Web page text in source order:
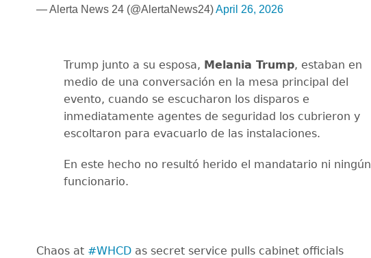
— Alerta News 24 (@AlertaNews24)April 26, 2026
Trump junto a su esposa, Melania Trump, estaban en
medio de una conversación en la mesa principal del
evento, cuando se escucharon los disparos e
inmediatamente agentes de seguridad los cubrieron y
escoltaron para evacuarlo de las instalaciones.
En este hecho no resultó herido el mandatario ni ningún
funcionario.
Chaos at #WHCD as secret service pulls cabinet officials